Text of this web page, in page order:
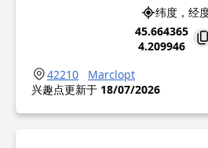
纬度，经
45.664365
4.209946
42210
Marclopt
兴趣点更新于 18/07/2026